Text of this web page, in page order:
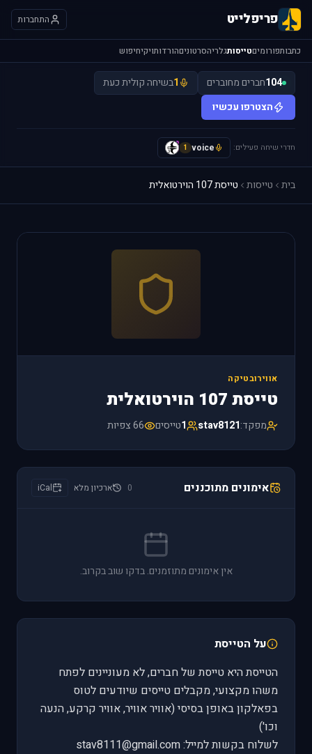
פריפלייט התחברות
כתבותפורומיםטייסותגלריהסרטוניםהורדותויקיחיפוש
104חברים מחוברים 1בשיחה קולית כעת
הצטרפו עכשיו
חדרי שיחה פעילים: voice
1
y
בית טייסות טייסת 107 הוירטואלית
אווירובטיקה
טייסת 107 הוירטואלית
מפקד:stav8121
1טייסים 66 צפיות
אימונים מתוכננים 0 ארכיון מלא iCal
אין אימונים מתוזמנים. בדקו שוב בקרוב.
על הטייסת
הטייסת היא טייסת של חברים, לא מעוניינים לפתח
משהו מקצועי, מקבלים טייסים שיודעים לטוס
בפאלקון באופן בסיסי (אוויר אוויר, אוויר קרקע, הנעה
וכו')
לשלוח בקשות למייל: stav8111@gmail.com